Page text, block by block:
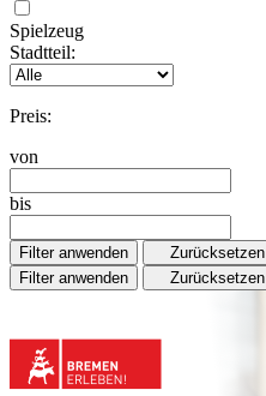
Spielzeug
Stadtteil:
Preis:
von
bis
Filter anwenden
Zurücksetzen
Filter anwenden
Zurücksetzen